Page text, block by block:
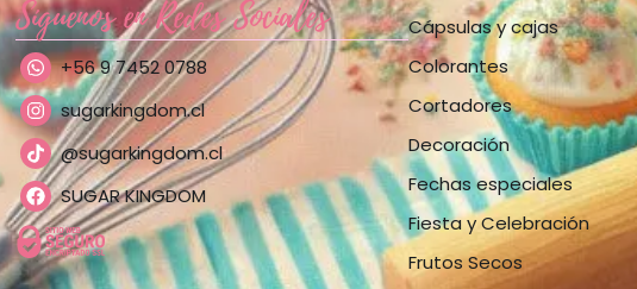
Síguenos en Redes Sociales
+56 9 7452 0788
sugarkingdom.cl
@sugarkingdom.cl
SUGAR KINGDOM
Cápsulas y cajas
Colorantes
Cortadores
Decoración
Fechas especiales
Fiesta y Celebración
Frutos Secos